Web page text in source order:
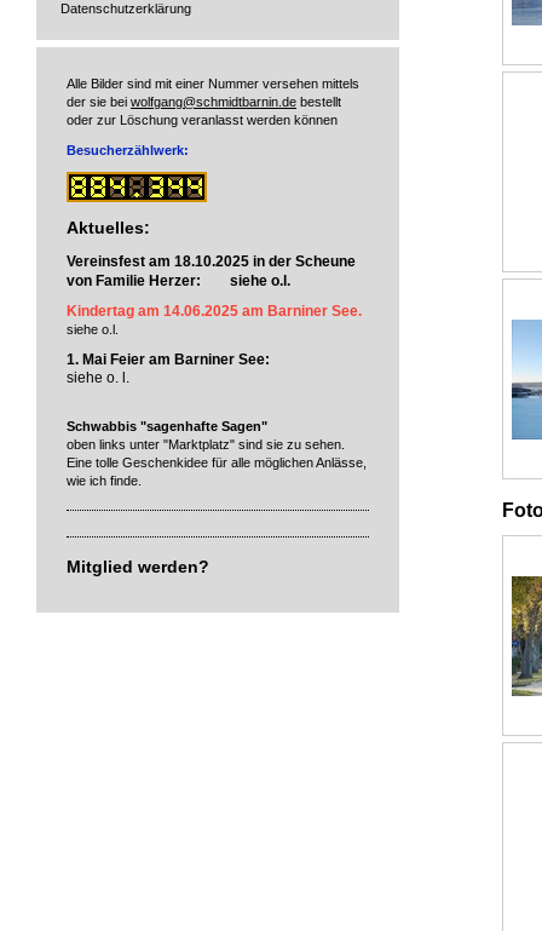
Datenschutzerklärung
Alle Bilder sind mit einer Nummer versehen mittels
der sie bei wolfgang@schmidtbarnin.de bestellt
oder zur Löschung veranlasst werden können
Besucherzählwerk:
Aktuelles:
Vereinsfest am 18.10.2025 in der Scheune
von Familie Herzer: siehe o.l.
Kindertag am 14.06.2025 am Barniner See.
siehe o.l.
1. Mai Feier am Barniner See:
siehe o. l.
Schwabbis "sagenhafte Sagen"
oben links unter "Marktplatz" sind sie zu sehen.
Eine tolle Geschenkidee für alle möglichen Anlässe,
wie ich finde.
Mitglied werden?